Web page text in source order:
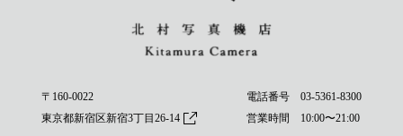
〒160-0022
東京都新宿区新宿3丁目26-14
電話番号 03-5361-8300
営業時間 10:00〜21:00